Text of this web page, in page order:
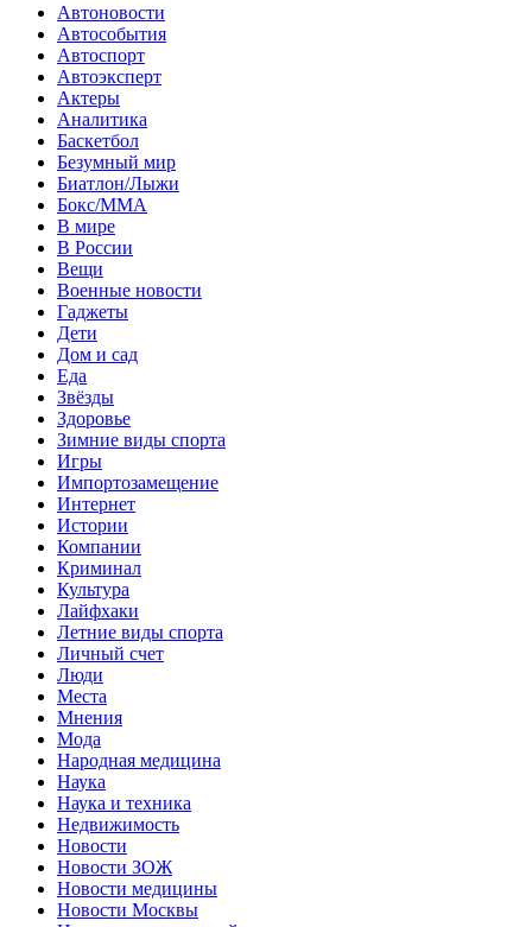
Автоновости
Автособытия
Автоспорт
Автоэксперт
Актеры
Аналитика
Баскетбол
Безумный мир
Биатлон/Лыжи
Бокс/MMA
В мире
В России
Вещи
Военные новости
Гаджеты
Дети
Дом и сад
Еда
Звёзды
Здоровье
Зимние виды спорта
Игры
Импортозамещение
Интернет
Истории
Компании
Криминал
Культура
Лайфхаки
Летние виды спорта
Личный счет
Люди
Места
Мнения
Мода
Народная медицина
Наука
Наука и техника
Недвижимость
Новости
Новости ЗОЖ
Новости медицины
Новости Москвы